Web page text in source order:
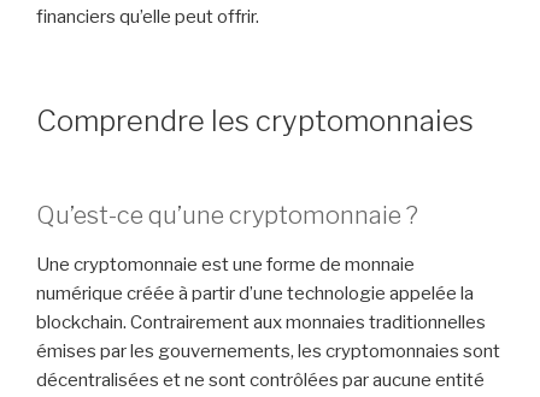
financiers qu’elle peut offrir.
Comprendre les cryptomonnaies
Qu’est-ce qu’une cryptomonnaie ?
Une cryptomonnaie est une forme de monnaie
numérique créée à partir d’une technologie appelée la
blockchain. Contrairement aux monnaies traditionnelles
émises par les gouvernements, les cryptomonnaies sont
décentralisées et ne sont contrôlées par aucune entité